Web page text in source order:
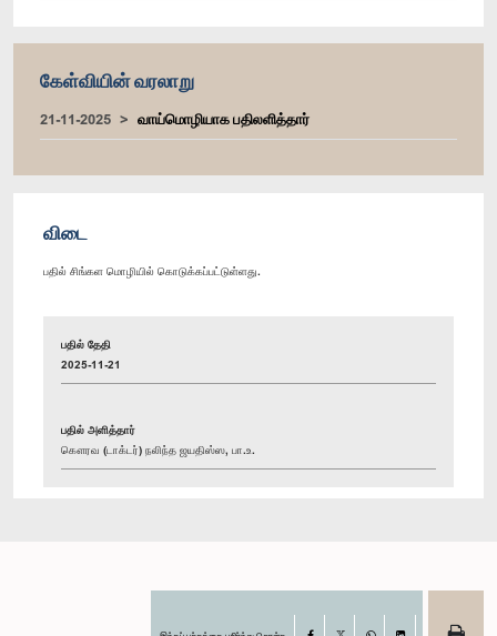
கேள்வியின் வரலாறு
21-11-2025 வாய்மொழியாக பதிலளித்தார்
விடை
பதில் சிங்கள மொழியில் கொடுக்கப்பட்டுள்ளது.
பதில் தேதி
2025-11-21
பதில் அளித்தார்
கௌரவ (டாக்டர்) நலிந்த ஜயதிஸ்ஸ, பா.உ.